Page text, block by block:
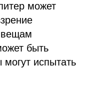
может
быть
испытать